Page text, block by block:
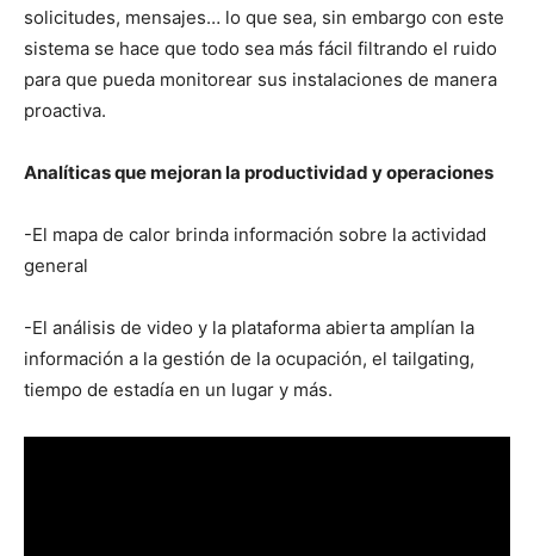
solicitudes, mensajes… lo que sea, sin embargo con este
sistema se hace que todo sea más fácil filtrando el ruido
para que pueda monitorear sus instalaciones de manera
proactiva.
Analíticas que mejoran la productividad y operaciones
-El mapa de calor brinda información sobre la actividad
general
-El análisis de video y la plataforma abierta amplían la
información a la gestión de la ocupación, el tailgating,
tiempo de estadía en un lugar y más.